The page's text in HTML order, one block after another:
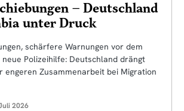
– Deutschland
unter Druck
schärfere Warnungen vor dem
neue Polizeihilfe: Deutschland drängt
engeren Zusammenarbeit bei Migration
2026